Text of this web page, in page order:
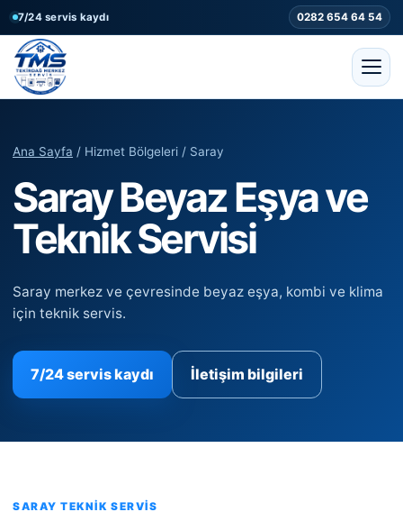
7/24 servis kaydı 0282 654 64 54
Ana Sayfa / Hizmet Bölgeleri / Saray
Saray Beyaz Eşya ve
Teknik Servisi
Saray merkez ve çevresinde beyaz eşya, kombi ve klima
için teknik servis.
7/24 servis kaydı İletişim bilgileri
SARAY TEKNIK SERVIS